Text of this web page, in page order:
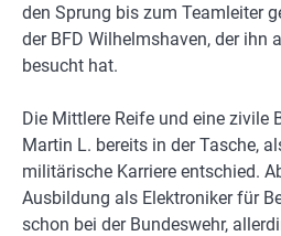
den Sprung bis zum Teamleiter
der BFD Wilhelmshaven, der ihn
besucht hat.
Die Mittlere Reife und eine zivile
Martin L. bereits in der Tasche,
militärische Karriere entschied.
Ausbildung als Elektroniker für
schon bei der Bundeswehr,